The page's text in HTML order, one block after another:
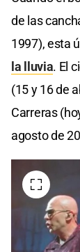
de las
1997), esta
la lluvia. El
(15 y 16 de
Carreras
agosto de